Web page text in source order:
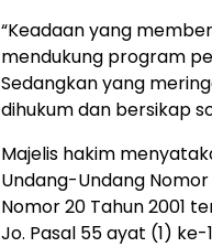
“Keadaan yang
mendukung program
Sedangkan yang
dihukum dan bersikap
Majelis hakim
Undang-Undang Nomor
Nomor 20 Tahun 2001
Jo. Pasal 55 ayat (1) ke-1